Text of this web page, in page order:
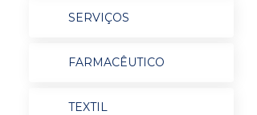
SERVIÇOS
FARMACÊUTICO
TEXTIL